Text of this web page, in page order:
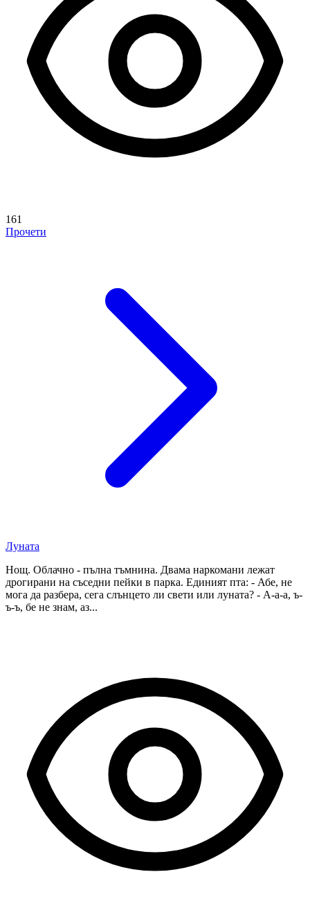
161
Прочети
Луната
Нощ. Облачно - пълна тъмнина. Двама наркомани лежат
дрогирани на съседни пейки в парка. Единият пта: - Абе, не
мога да разбера, сега слънцето ли свети или луната? - А-а-а, ъ-
ъ-ъ, бе не знам, аз...